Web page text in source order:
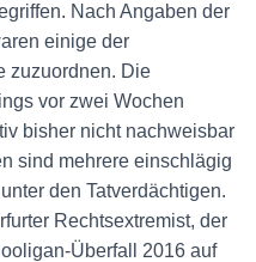
Nach Angaben der
einige der
zuzuordnen. Die
vor zwei Wochen
bisher nicht nachweisbar
sind mehrere einschlägig
den Tatverdächtigen.
Rechtsextremist, der
Überfall 2016 auf